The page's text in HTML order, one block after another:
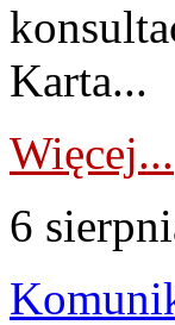
Karta...
Więcej...
6